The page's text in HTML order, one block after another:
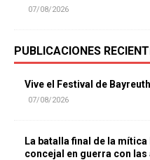
07/08/2026
PUBLICACIONES
Vive el Festival de
07/08/2026
La batalla final de la
concejal en guerra con